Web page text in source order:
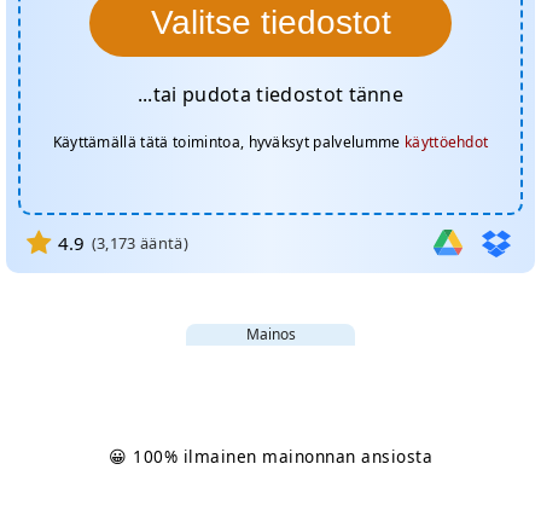
Valitse tiedostot
...tai pudota tiedostot tänne
Käyttämällä tätä toimintoa, hyväksyt palvelumme käyttöehdot
4.9 (3,173 ääntä)
Mainos
😀 100% ilmainen mainonnan ansiosta